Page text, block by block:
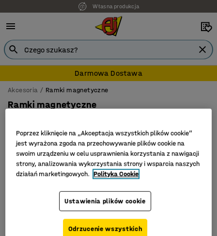
Własna produkcja
Darmowa Dostawa
Akcesoria Ramki magnetyczne
Ramki magnetyczne
Filtruj Sortuj
Liczba produktów: 1
Poprzez kliknięcie na „Akceptacja wszystkich plików cookie”
jest wyrażona zgoda na przechowywanie plików cookie na
swoim urządzeniu w celu usprawnienia korzystania z nawigacji
strony, analizowania wykorzystania strony i wsparcia naszych
działań marketingowych. Polityka Cookie
Ustawienia plików cookie
Odrzucenie wszystkich